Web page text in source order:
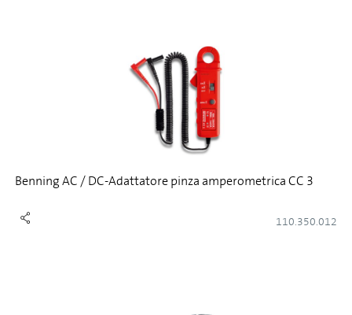
Benning AC / DC-Adattatore pinza amperometrica CC 3
110.350.012